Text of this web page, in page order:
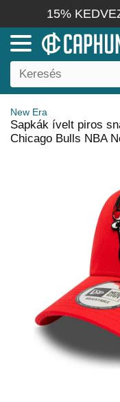
15%
New Era
Sapkák ívelt piros
Chicago Bulls NBA